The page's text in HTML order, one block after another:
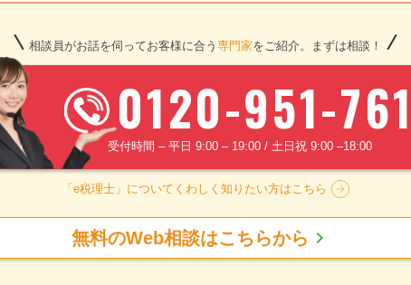
相談員がお話を伺ってお客様に合う専門家をご紹介。まずは相談！
0120-951-761
受付時間 – 平日 9:00 – 19:00 / 土日祝 9:00 –18:00
「e税理士」についてくわしく知りたい方はこちら
無料のWeb相談はこちらから chevron_right